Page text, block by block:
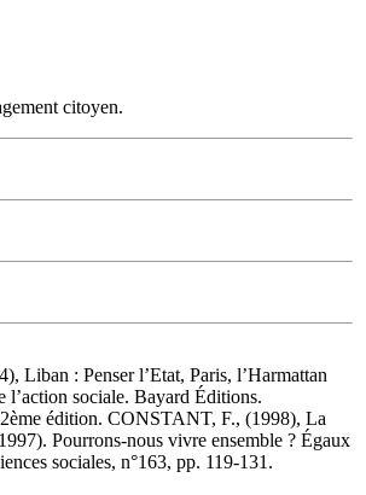
citoyen.
: Penser l’Etat, Paris, l’Harmattan
sociale. Bayard Éditions.
édition. CONSTANT, F., (1998), La
Pourrons-nous vivre ensemble ? Égaux
sociales, n°163, pp. 119-131.